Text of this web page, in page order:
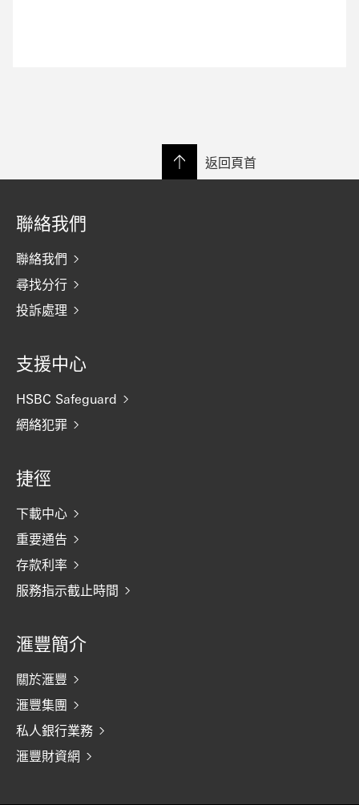
返回頁首
聯絡我們
聯絡我們
尋找分行
投訴處理
支援中心
HSBC Safeguard
網絡犯罪
捷徑
下載中心
重要通告
存款利率
服務指示截止時間
滙豐簡介
關於滙豐
滙豐集團
私人銀行業務
滙豐財資網